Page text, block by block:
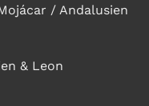
/ Andalusien
& Leon